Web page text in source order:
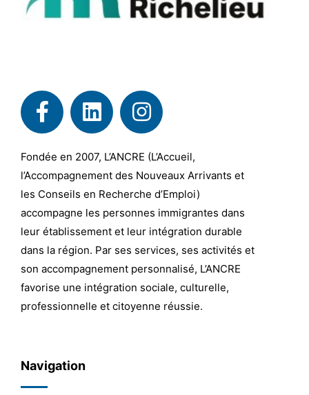
Fondée en 2007, L’ANCRE (L’Accueil,
l’Accompagnement des Nouveaux Arrivants et
les Conseils en Recherche d’Emploi)
accompagne les personnes immigrantes dans
leur établissement et leur intégration durable
dans la région. Par ses services, ses activités et
son accompagnement personnalisé, L’ANCRE
favorise une intégration sociale, culturelle,
professionnelle et citoyenne réussie.
Navigation